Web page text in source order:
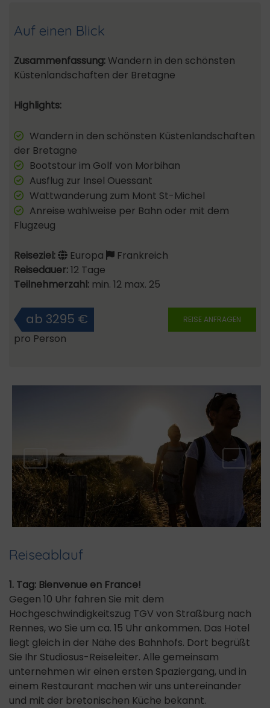
Auf einen Blick
Zusammenfassung:Wandern in den schönsten
Küstenlandschaften der Bretagne
Highlights:
Wandern in den schönsten Küstenlandschaften
der Bretagne
Bootstour im Golf von Morbihan
Ausflug zur Insel Ouessant
Wattwanderung zum Mont St-Michel
Anreise wahlweise per Bahn oder mit dem
Flugzeug
Reiseziel: Europa
Frankreich
Reisedauer:12 Tage
Teilnehmerzahl: min. 12 max. 25
REISE ANFRAGEN
ab 3295 €
pro Person
← →
Reiseablauf
1. Tag: Bienvenue en France!
Gegen 10 Uhr fahren Sie mit dem
Hochgeschwindigkeitszug TGV von Straßburg nach
Rennes, wo Sie um ca. 15 Uhr ankommen. Das Hotel
liegt gleich in der Nähe des Bahnhofs. Dort begrüßt
Sie Ihr Studiosus-Reiseleiter. Alle gemeinsam
unternehmen wir einen ersten Spaziergang, und in
einem Restaurant machen wir uns untereinander
und mit der bretonischen Küche bekannt.